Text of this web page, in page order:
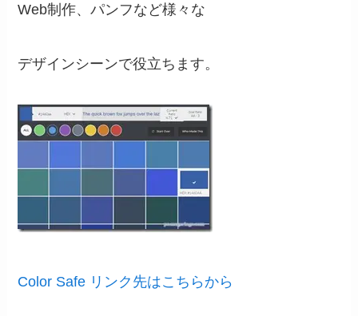
Web制作、パンフなど様々な
デザインシーンで役立ちます。
Color Safe リンク先はこちらから